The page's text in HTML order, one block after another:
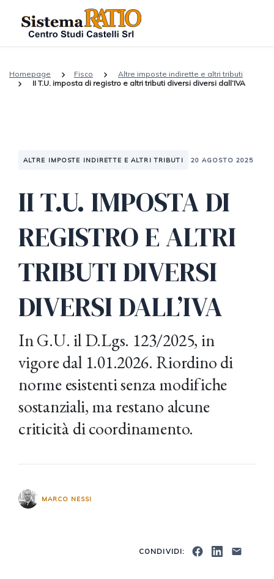
Homepage Fisco
Altre imposte indirette e altri tributi
II T.U. imposta di registro e altri tributi diversi diversi dall’IVA
ALTRE IMPOSTE INDIRETTE E ALTRI TRIBUTI 20 AGOSTO 2025
II T.U. IMPOSTA DI
REGISTRO E ALTRI
TRIBUTI DIVERSI
DIVERSI DALL’IVA
In G.U. il D.Lgs. 123/2025, in
vigore dal 1.01.2026. Riordino di
norme esistenti senza modifiche
sostanziali, ma restano alcune
criticità di coordinamento.
MARCO NESSI
CONDIVIDI: